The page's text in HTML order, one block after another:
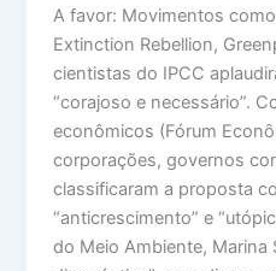
A favor: Movimentos
Extinction Rebellion,
cientistas do IPCC
“corajoso e necessário”.
econômicos (Fórum
corporações, governos
classificaram a proposta
“anticrescimento” e
do Meio Ambiente, Marina